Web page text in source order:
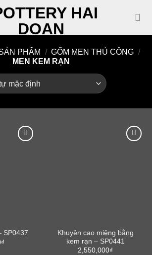
PHẨM / GỐM MEN THỦ CÔNG /
MEN KEM RẠN
SP0437
₫
Khuyên cao miệng bằng
kem rạn – SP0441
2,550,000₫